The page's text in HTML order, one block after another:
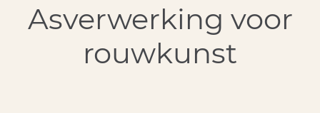
Asverwerking voor
rouwkunst